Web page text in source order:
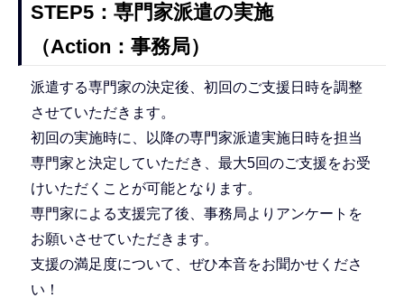
STEP5：専門家派遣の実施
（Action：事務局）
派遣する専門家の決定後、初回のご支援日時を調整
させていただきます。
初回の実施時に、以降の専門家派遣実施日時を担当
専門家と決定していただき、最大5回のご支援をお受
けいただくことが可能となります。
専門家による支援完了後、事務局よりアンケートを
お願いさせていただきます。
支援の満足度について、ぜひ本音をお聞かせくださ
い！